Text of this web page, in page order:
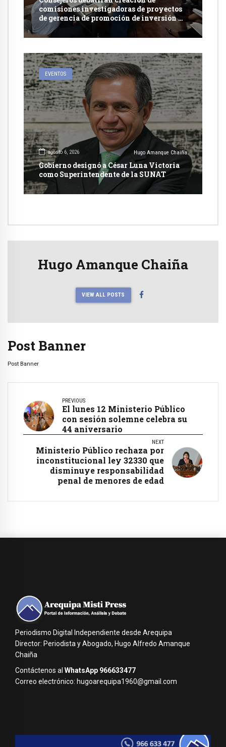
comisiones investigadoras de proyectos
de gerencia de promoción de inversión y
carretera en Caylloma
EVENTOS
agosto 6, 2026 Hugo Amanque Chaiña
Gobierno designó a César Luna Victoria
como Superintendente de la SUNAT
Hugo Amanque Chaiña
VIEW ALL POSTS
Post Banner
Post Banner
PREVIOUS
El lunes 12 Ministerio Público
con sesión solemne celebra su
44 aniversario
NEXT
Ministerio Público rechaza por
inconstitucional ley 32330 que
disminuye responsabilidad
penal de menores de edad
Periodismo Digital Independiente desde Arequipa
Director: Periodista y Abogado, Hugo Alfredo Amanque
Chaiña
Contáctenos al WhatsApp 966633477
Correo electrónico: hugoarequipa1960@gmail.com